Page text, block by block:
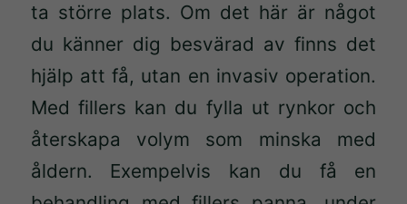
ta större plats. Om det här är något
du känner dig besvärad av finns det
hjälp att få, utan en invasiv operation.
Med fillers kan du fylla ut rynkor och
återskapa volym som minska med
åldern. Exempelvis kan du få en